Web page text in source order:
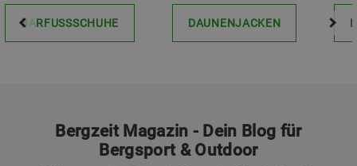
BARFUSSSCHUHE DAUNENJACKEN
Bergzeit Magazin - Dein Blog für
Bergsport & Outdoor